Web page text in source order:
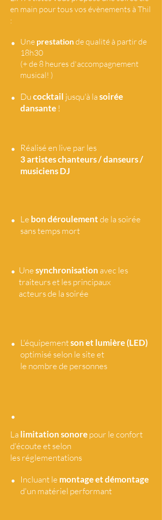
en main pour tous vos évènements à Thil
:
• Une prestationde qualité à partir de
18h30
(+ de 8 heures d'accompagnement
musical! )
• Ducocktail jusqu'à lasoirée
dansante !
•
Réalisé en live par les
3 artisteschanteurs / danseurs /
musiciens DJ
• Le bon déroulementde la soirée
sans temps mort
• Unesynchronisation avec les
traiteurs et les principaux
acteurs de la soirée
• L'équipementson et lumière (LED)
optimisé selon le site et
le nombre de personnes
•
La limitation sonorepour le confort
d'écoute et selon
les réglementations
• Incluant le montage et démontage
d'un matériel performant